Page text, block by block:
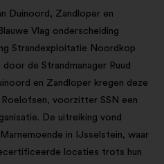
Duinoord, Zandloper en
Vlag onderscheiding
Strandexploitatie Noordkop
de Strandmanager Ruud
en Zandloper kregen deze
voorzitter SSN een
De uitreiking vond
in IJsselstein, waar
locaties trots hun